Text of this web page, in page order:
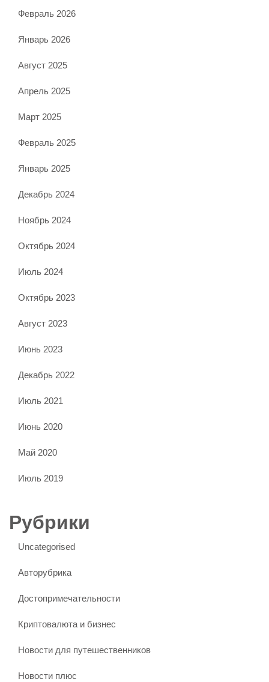
Февраль 2026
Январь 2026
Август 2025
Апрель 2025
Март 2025
Февраль 2025
Январь 2025
Декабрь 2024
Ноябрь 2024
Октябрь 2024
Июль 2024
Октябрь 2023
Август 2023
Июнь 2023
Декабрь 2022
Июль 2021
Июнь 2020
Май 2020
Июль 2019
Рубрики
Uncategorised
Авторубрика
Достопримечательности
Криптовалюта и бизнес
Новости для путешественников
Новости плюс